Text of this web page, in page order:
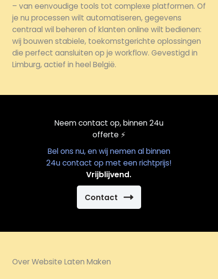
– van eenvoudige tools tot complexe platformen. Of
je nu processen wilt automatiseren, gegevens
centraal wil beheren of klanten online wilt bedienen:
wij bouwen stabiele, toekomstgerichte oplossingen
die perfect aansluiten op je workflow. Gevestigd in
Limburg, actief in heel België.
Neem contact op, binnen 24u
offerte⚡️
Bel ons nu, en wij nemen al binnen
24u contact op met een richtprijs!
Vrijblijvend.
Contact
Over Website Laten Maken